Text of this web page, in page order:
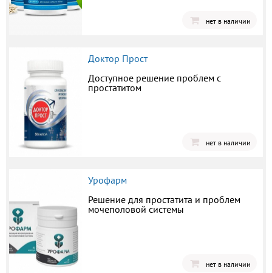
нет в наличии
Доктор Прост
Доступное решение проблем с
простатитом
нет в наличии
Урофарм
Решение для простатита и проблем
мочеполовой системы
нет в наличии